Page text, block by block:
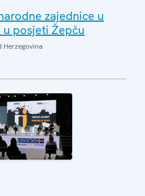
zajednice u
u posjeti Žepču
Herzegovina